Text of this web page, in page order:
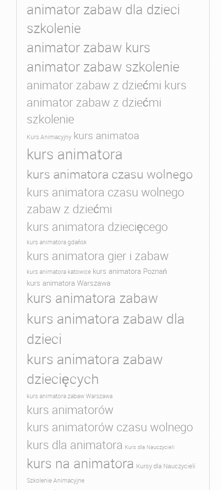
animator zabaw dla dzieci
szkolenie
animator zabaw kurs
animator zabaw szkolenie
animator zabaw z dziećmi kurs
animator zabaw z dziećmi
szkolenie
Kurs Animacyjny kurs animatoa
kurs animatora
kurs animatora czasu wolnego
kurs animatora czasu wolnego
zabaw z dziećmi
kurs animatora dziecięcego
kurs animatora gdańsk
kurs animatora gier i zabaw
kurs animatora katowice kurs animatora Poznań
kurs animatora Warszawa
kurs animatora zabaw
kurs animatora zabaw dla
dzieci
kurs animatora zabaw
dziecięcych
kurs animatora zabaw Warszawa
kurs animatorów
kurs animatorów czasu wolnego
kurs dla animatora Kurs dla Nauczycieli
kurs na animatora Kursy dla Nauczycieli
Szkolenie Animacyjne